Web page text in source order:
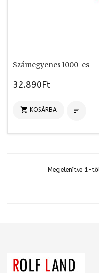
Számegyenes 1000-es
32.890Ft
 KOSÁRBA 
Megjelenítve 1-